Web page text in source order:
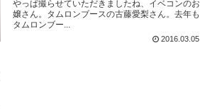
やっぱ撮らせていただきましたね、イベコンのお
嬢さん。タムロンブースの古藤愛梨さん。去年も
タムロンブー...
2016.03.05